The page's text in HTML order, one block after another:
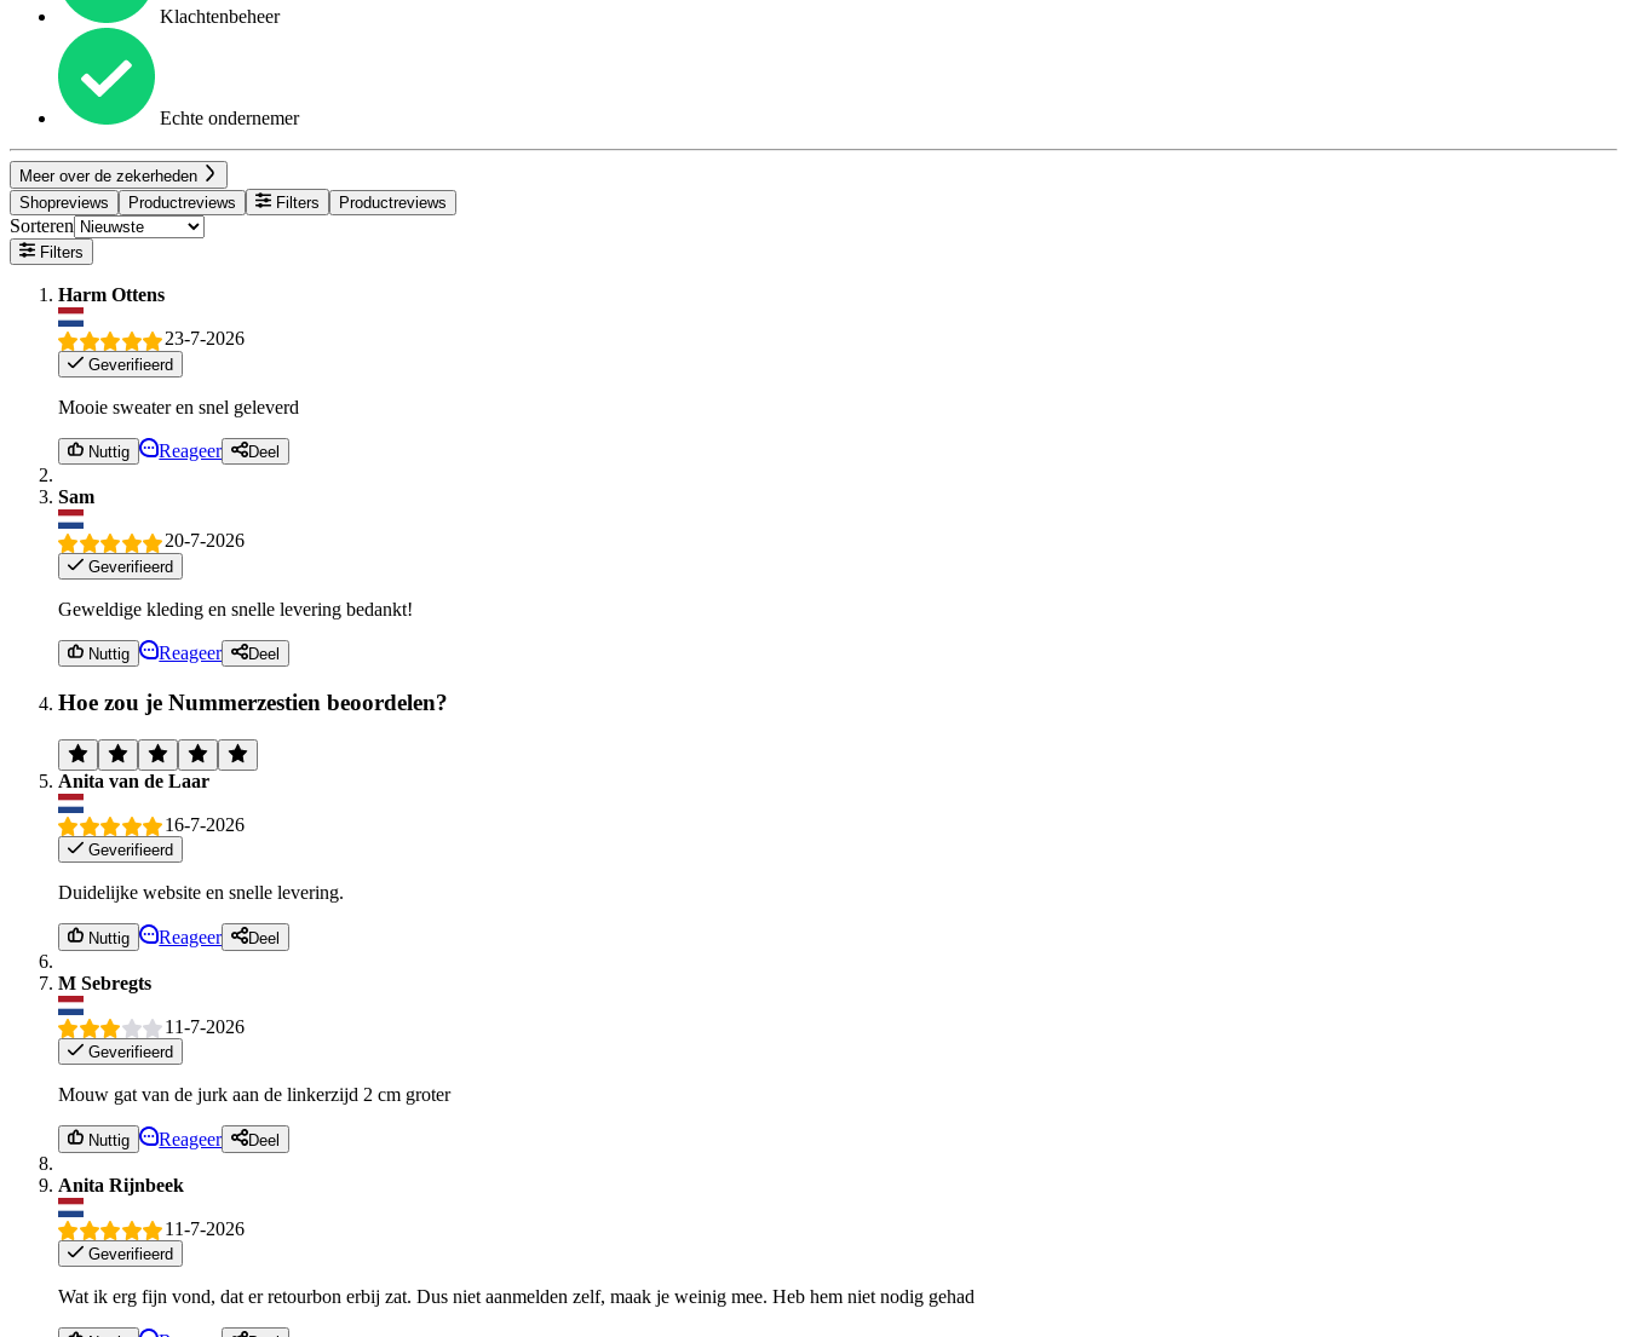
Klachtenbeheer
Echte ondernemer
Meer over de zekerheden
Shopreviews
Productreviews Filters Productreviews
Sorteren
Filters
Harm Ottens
23-7-2026
Geverifieerd
Mooie sweater en snel geleverd
Nuttig Reageer Deel
Sam
20-7-2026
Geverifieerd
Geweldige kleding en snelle levering bedankt!
Nuttig Reageer Deel
Hoe zou je Nummerzestien beoordelen?
Anita van de Laar
16-7-2026
Geverifieerd
Duidelijke website en snelle levering.
Nuttig Reageer Deel
M Sebregts
11-7-2026
Geverifieerd
Mouw gat van de jurk aan de linkerzijd 2 cm groter
Nuttig Reageer Deel
Anita Rijnbeek
11-7-2026
Geverifieerd
Wat ik erg fijn vond, dat er retourbon erbij zat. Dus niet aanmelden zelf, maak je weinig mee. Heb hem niet nodig gehad